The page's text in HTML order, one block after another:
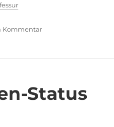
Kommentarzu
Status